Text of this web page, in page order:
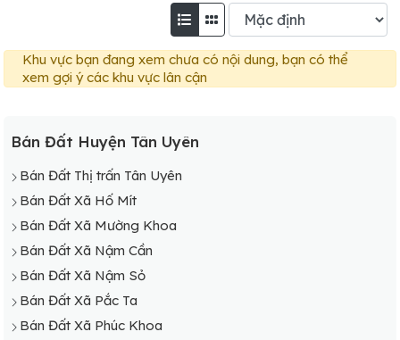
Khu vực bạn đang xem chưa có nội dung, bạn có thể
xem gợi ý các khu vực lân cận
Bán Đất Huyện Tân Uyên
Bán Đất Thị trấn Tân Uyên
Bán Đất Xã Hố Mít
Bán Đất Xã Mường Khoa
Bán Đất Xã Nậm Cần
Bán Đất Xã Nậm Sỏ
Bán Đất Xã Pắc Ta
Bán Đất Xã Phúc Khoa